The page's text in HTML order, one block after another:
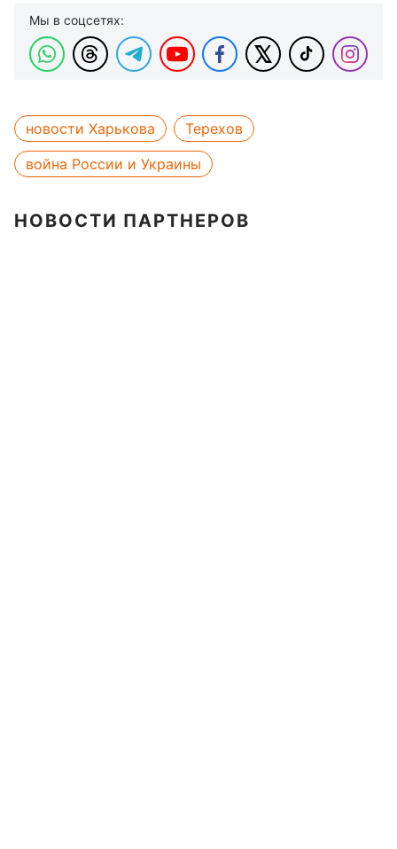
Мы в соцсетях:
новости Харькова
Терехов
война России и Украины
НОВОСТИ ПАРТНЕРОВ